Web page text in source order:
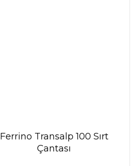
Ferrino Transalp 100 Sırt
Çantası